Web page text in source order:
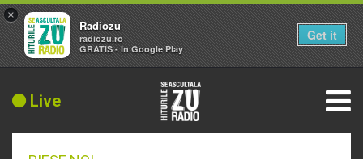
Live
×
Radiozu
radiozu.ro
GRATIS - In Google Play
Get it